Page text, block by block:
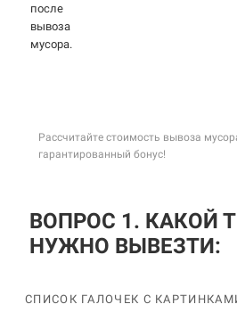
после
вывоза
мусора.
Рассчитайте стоимость вывоза
гарантированный бонус!
ВОПРОС 1. КАКОЙ
НУЖНО ВЫВЕЗТИ:
СПИСОК ГАЛОЧЕК С